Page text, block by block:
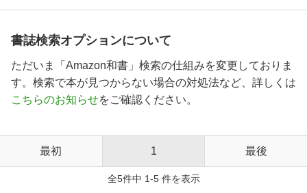
書誌検索オプションについて
ただいま「Amazon和書」検索の仕組みを変更しておりま
す。検索で本が見つからない場合の対処法など、詳しくは
こちらのお知らせをご確認ください。
最初 1 最後
全5件中 1-5 件を表示